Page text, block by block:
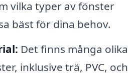
vilka typer av fönster
bäst för dina behov.
Det finns många olika
inklusive trä, PVC, och